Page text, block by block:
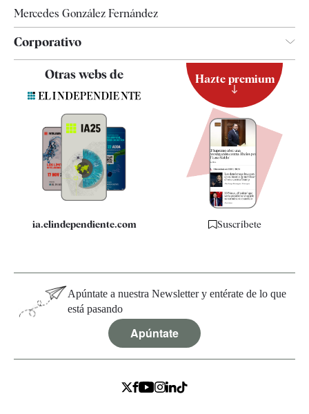
Mercedes González Fernández
Corporativo
Quiénes somos
Especificaciones
Otras webs de
ia.elindependiente.com
Hazte premium
Suscríbete
Apúntate a nuestra Newsletter y entérate de lo que
está pasando
Apúntate